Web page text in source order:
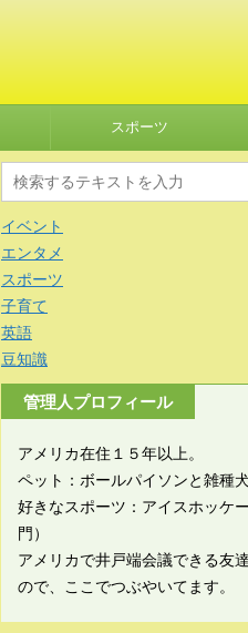
スポーツ
イベント
エンタメ
スポーツ
子育て
英語
豆知識
管理人プロフィール
アメリカ在住１５年以上。
ペット：ボールパイソンと雑種犬
好きなスポーツ：アイスホッケ
門）
アメリカで井戸端会議できる友
ので、ここでつぶやいてます。